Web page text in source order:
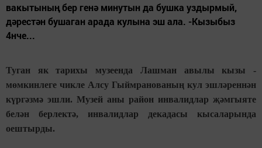
вакытының бер генә минутын да бушка уздырмый,
дәрестән бушаган арада кулына эш ала. -Кызыбыз
4нче...
Туган як тарихы музеенда Лашман авылы кызы -
мөмкинлеге чикле Алсу Гыймранованың кул эшләреннән
күргәзмә эшли. Музей аны район инвалидлар җәмгыяте
белән берлектә, инвалидлар декадасы кысаларында
оештырды.